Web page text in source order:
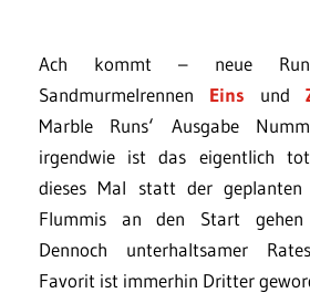
Ach kommt – neue
Sandmurmelrennen Eins und
Marble Runs‘ Ausgabe
irgendwie ist das eigentlich
dieses Mal statt der
Flummis an den Start
Dennoch unterhaltsamer
Favorit ist immerhin Dritter